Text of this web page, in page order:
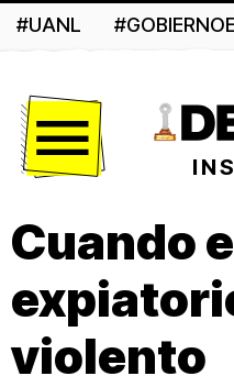
#UANL
Cuando
violento